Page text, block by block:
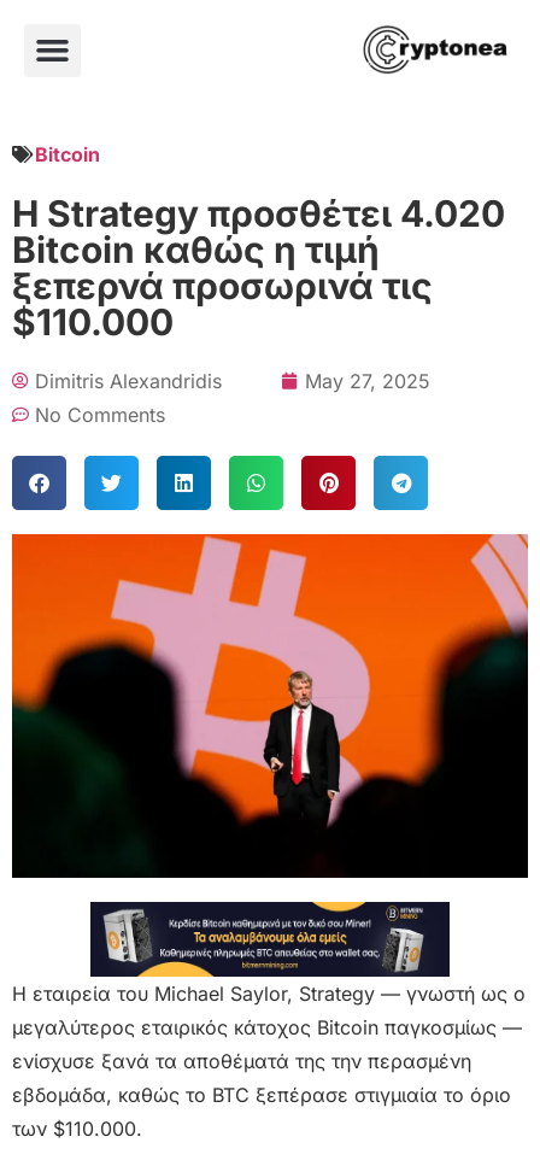
Bitcoin
Η Strategy προσθέτει 4.020
Bitcoin καθώς η τιμή
ξεπερνά προσωρινά τις
$110.000
Dimitris Alexandridis
May 27, 2025
No Comments
Η εταιρεία του Michael Saylor, Strategy — γνωστή ως ο
μεγαλύτερος εταιρικός κάτοχος Bitcoin παγκοσμίως —
ενίσχυσε ξανά τα αποθέματά της την περασμένη
εβδομάδα, καθώς το BTC ξεπέρασε στιγμιαία το όριο
των $110.000.